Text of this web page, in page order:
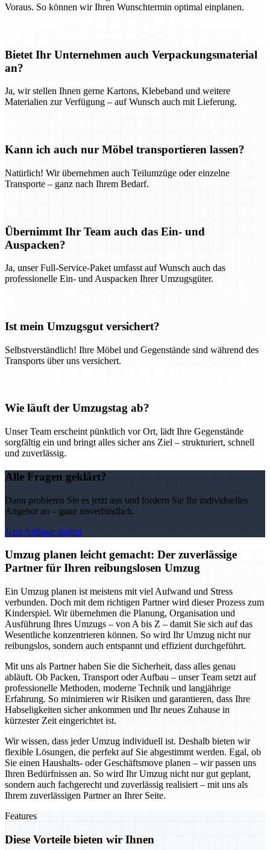
Voraus. So können wir Ihren Wunschtermin optimal einplanen.
Bietet Ihr Unternehmen auch Verpackungsmaterial
an?
Ja, wir stellen Ihnen gerne Kartons, Klebeband und weitere
Materialien zur Verfügung – auf Wunsch auch mit Lieferung.
Kann ich auch nur Möbel transportieren lassen?
Natürlich! Wir übernehmen auch Teilumzüge oder einzelne
Transporte – ganz nach Ihrem Bedarf.
Übernimmt Ihr Team auch das Ein- und
Auspacken?
Ja, unser Full-Service-Paket umfasst auf Wunsch auch das
professionelle Ein- und Auspacken Ihrer Umzugsgüter.
Ist mein Umzugsgut versichert?
Selbstverständlich! Ihre Möbel und Gegenstände sind während des
Transports über uns versichert.
Wie läuft der Umzugstag ab?
Unser Team erscheint pünktlich vor Ort, lädt Ihre Gegenstände
sorgfältig ein und bringt alles sicher ans Ziel – strukturiert, schnell
und zuverlässig.
Alle Fragen geklärt?
Dann probieren Sie es jetzt aus und fordern Sie Ihr individuelles
Angebot an – ganz unverbindlich.
Jetzt Anfrage starten
Umzug planen leicht gemacht: Der zuverlässige
Partner für Ihren reibungslosen Umzug
Ein Umzug planen ist meistens mit viel Aufwand und Stress
verbunden. Doch mit dem richtigen Partner wird dieser Prozess zum
Kinderspiel. Wir übernehmen die Planung, Organisation und
Ausführung Ihres Umzugs – von A bis Z – damit Sie sich auf das
Wesentliche konzentrieren können. So wird Ihr Umzug nicht nur
reibungslos, sondern auch entspannt und effizient durchgeführt.
Mit uns als Partner haben Sie die Sicherheit, dass alles genau
abläuft. Ob Packen, Transport oder Aufbau – unser Team setzt auf
professionelle Methoden, moderne Technik und langjährige
Erfahrung. So minimieren wir Risiken und garantieren, dass Ihre
Habseligkeiten sicher ankommen und Ihr neues Zuhause in
kürzester Zeit eingerichtet ist.
Wir wissen, dass jeder Umzug individuell ist. Deshalb bieten wir
flexible Lösungen, die perfekt auf Sie abgestimmt werden. Egal, ob
Sie einen Haushalts- oder Geschäftsmove planen – wir passen uns
Ihren Bedürfnissen an. So wird Ihr Umzug nicht nur gut geplant,
sondern auch fachgerecht und zuverlässig realisiert – mit uns als
Ihrem zuverlässigen Partner an Ihrer Seite.
Features
Diese Vorteile bieten wir Ihnen